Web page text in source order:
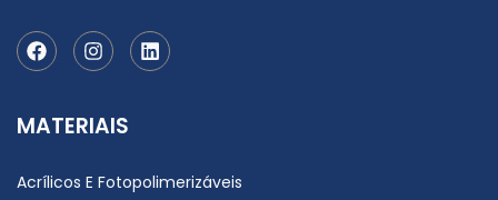
MATERIAIS
Acrílicos E Fotopolimerizáveis